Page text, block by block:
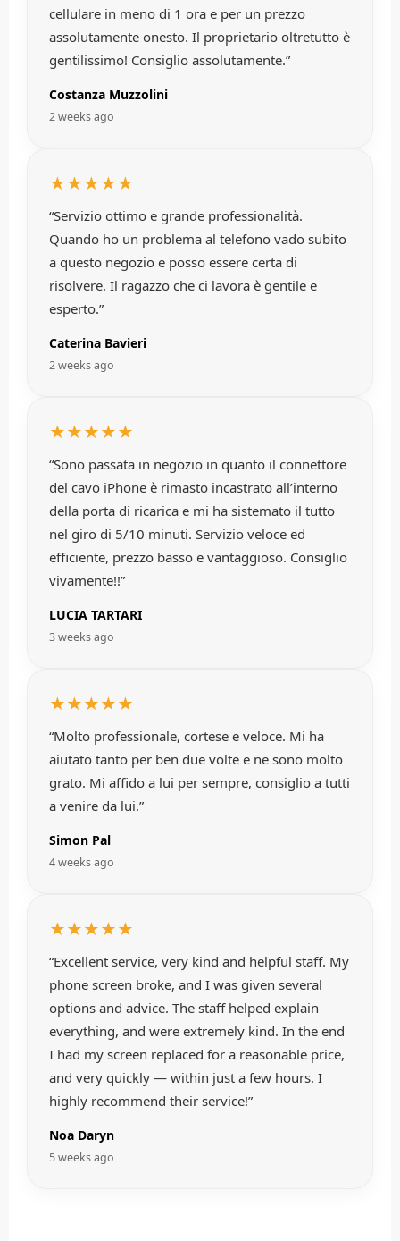
cellulare in meno di 1 ora e per un prezzo
assolutamente onesto. Il proprietario oltretutto è
gentilissimo! Consiglio assolutamente.”
Costanza Muzzolini
2 weeks ago
★★★★★
“Servizio ottimo e grande professionalità.
Quando ho un problema al telefono vado subito
a questo negozio e posso essere certa di
risolvere. Il ragazzo che ci lavora è gentile e
esperto.”
Caterina Bavieri
2 weeks ago
★★★★★
“Sono passata in negozio in quanto il connettore
del cavo iPhone è rimasto incastrato all’interno
della porta di ricarica e mi ha sistemato il tutto
nel giro di 5/10 minuti. Servizio veloce ed
efficiente, prezzo basso e vantaggioso. Consiglio
vivamente!!”
LUCIA TARTARI
3 weeks ago
★★★★★
“Molto professionale, cortese e veloce. Mi ha
aiutato tanto per ben due volte e ne sono molto
grato. Mi affido a lui per sempre, consiglio a tutti
a venire da lui.”
Simon Pal
4 weeks ago
★★★★★
“Excellent service, very kind and helpful staff. My
phone screen broke, and I was given several
options and advice. The staff helped explain
everything, and were extremely kind. In the end
I had my screen replaced for a reasonable price,
and very quickly — within just a few hours. I
highly recommend their service!”
Noa Daryn
5 weeks ago